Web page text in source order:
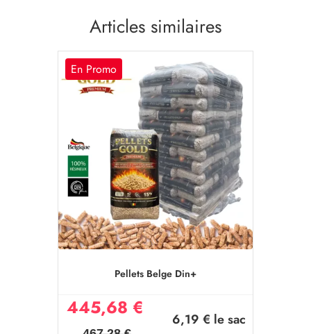
Articles similaires
En Promo
Pellets Belge Din+
445,68 € 6,19 € le sac